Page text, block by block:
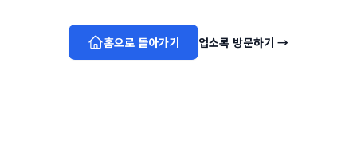
홈으로 돌아가기 업소록 방문하기 →